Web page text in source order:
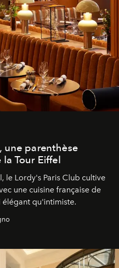
une parenthèse
Tour Eiffel
le Lordy's Paris Club cultive
une cuisine française de
élégant qu'intimiste.